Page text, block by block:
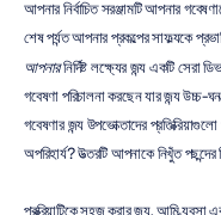
আপনার নির্বাচিত সরঞ্জামটি আপনার
আপনার নির্দিষ্ট লক্ষ্যের জন্য একটি
গবেষণা পরিচালনা করছেন যার জন্য উচ্চ-
গবেষণার জন্য উপভোক্তাদের
অপরিহার্য? উত্তরটি আপনাকে নিখুঁত পছন্দের
প্রক্রিয়াটিকে সহজ করার জন্য, আমি